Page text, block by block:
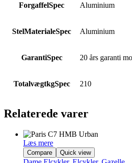
ForgaffelSpec Aluminium
StelMaterialeSpec Aluminium
GarantiSpec 20 års garanti
TotalvægtkgSpec 210
Relaterede varer
Læs mere
Compare Quick view